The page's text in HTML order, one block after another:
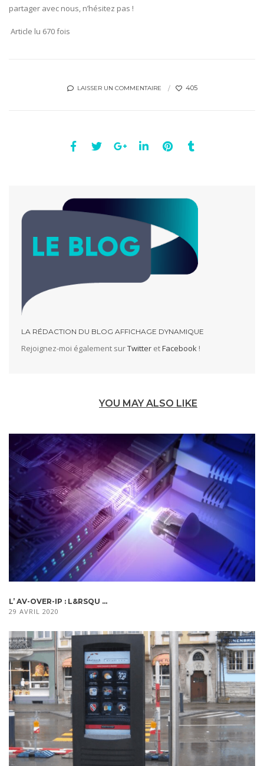
partager avec nous, n’hésitez pas !
Article lu 670 fois
LAISSER UN COMMENTAIRE 405
LA RÉDACTION DU BLOG AFFICHAGE DYNAMIQUE
Rejoignez-moi également surTwitteretFacebook!
YOU MAY ALSO LIKE
L’ AV-OVER-IP : L&RSQU ...
29 AVRIL 2020